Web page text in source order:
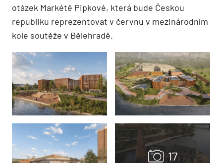
otázek Markétě Pipkové, která bude Českou
republiku reprezentovat v červnu v mezinárodním
kole soutěže v Bělehradě.